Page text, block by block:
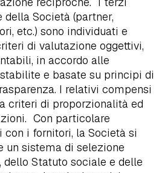
della Società (partner,
etc.) sono individuati e
di valutazione oggettivi,
in accordo alle
e basate su principi di
I relativi compensi
criteri di proporzionalità ed
Con particolare
i fornitori, la Società si
un sistema di selezione
dello Statuto sociale e delle